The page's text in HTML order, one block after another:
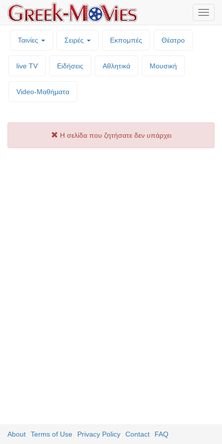
Ταινίες Σειρές Εκπομπές Θέατρο
live TV Ειδήσεις Αθλητικά Μουσική
Video-Mαθήματα
Η σελίδα που ζητήσατε δεν υπάρχει
About Terms of Use Privacy Policy Contact FAQ